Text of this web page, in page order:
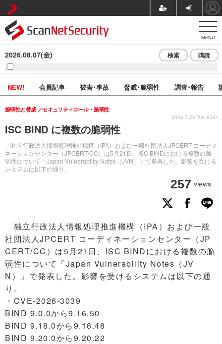
MENU
2026.08.07(金) 検索 購読
NEW! 会員記事 被害･事故 脅威･脆弱性 調査･報告
ISC BIND に複数の脆弱性
独立行政法人情報処理推進機構（IPA）および一般社団法人JPCERT コーディ
ネーションセンター（JPCERT/CC）は5月21日、ISC BINDにおける複数の脆
弱性について「Japan Vulnerability Notes（JVN）」で発表した。影響を受ける
システムは以下の通り。
脆弱性と脅威 セキュリティホール・脆弱性
257 views
2026.5.26 Tue 8:00
独立行政法人情報処理推進機構（IPA）および一般
社団法人JPCERT コーディネーションセンター（JP
CERT/CC）は5月21日、ISC BINDにおける複数の脆
弱性について「Japan Vulnerability Notes（JV
N）」で発表した。影響を受けるシステムは以下の通
り。
・CVE-2026-3039
BIND 9.0.0から9.16.50
BIND 9.18.0から9.18.48
BIND 9.20.0から9.20.22